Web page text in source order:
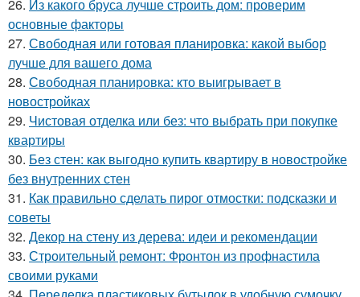
26. Из какого бруса лучше строить дом: проверим
основные факторы
27. Свободная или готовая планировка: какой выбор
лучше для вашего дома
28. Свободная планировка: кто выигрывает в
новостройках
29. Чистовая отделка или без: что выбрать при покупке
квартиры
30. Без стен: как выгодно купить квартиру в новостройке
без внутренних стен
31. Как правильно сделать пирог отмостки: подсказки и
советы
32. Декор на стену из дерева: идеи и рекомендации
33. Строительный ремонт: Фронтон из профнастила
своими руками